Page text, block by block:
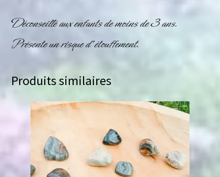
Déconseillé aux enfants de moins de 3 ans.
Présente un risque d’étouffement.
Produits similaires